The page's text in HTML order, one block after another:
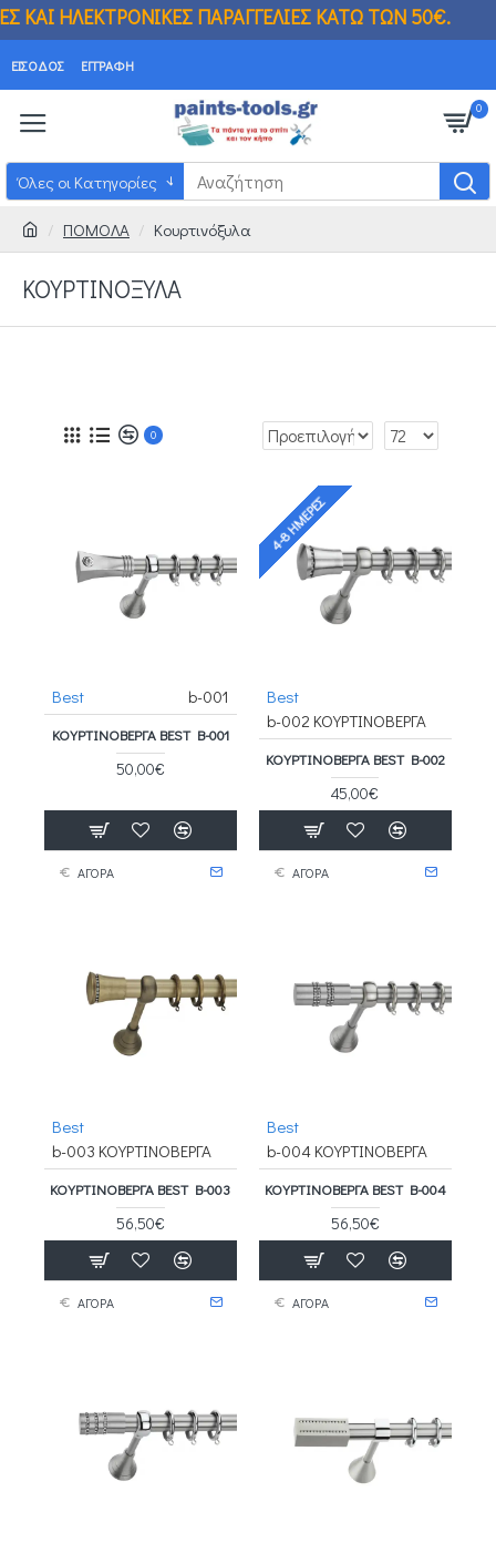
ΗΛΕΚΤΡΟΝΙΚΕΣ ΠΑΡΑΓΓΕΛΙΕΣ ΚΑΤΩ
ΕΊΣΟΔΟΣ ΕΓΓΡΑΦΉ
0
Όλες οι Κατηγορίες
ΠΟΜΟΛΑ Κουρτινόξυλα
ΚΟΥΡΤΙΝΌΞΥΛΑ
0
Best b-001
ΚΟΥΡΤΙΝΟΒΕΡΓΑ BEST B-001
50,00€
ΑΓΟΡΑ
4-8 ΗΜΈΡΕΣ
Best
b-002 ΚΟΥΡΤΙΝΟΒΕΡΓΑ
ΚΟΥΡΤΙΝΟΒΕΡΓΑ BEST B-002
45,00€
ΑΓΟΡΑ
Best
b-003 ΚΟΥΡΤΙΝΟΒΕΡΓΑ
ΚΟΥΡΤΙΝΟΒΕΡΓΑ BEST B-003
56,50€
ΑΓΟΡΑ
Best
b-004 ΚΟΥΡΤΙΝΟΒΕΡΓΑ
ΚΟΥΡΤΙΝΟΒΕΡΓΑ BEST B-004
56,50€
ΑΓΟΡΑ